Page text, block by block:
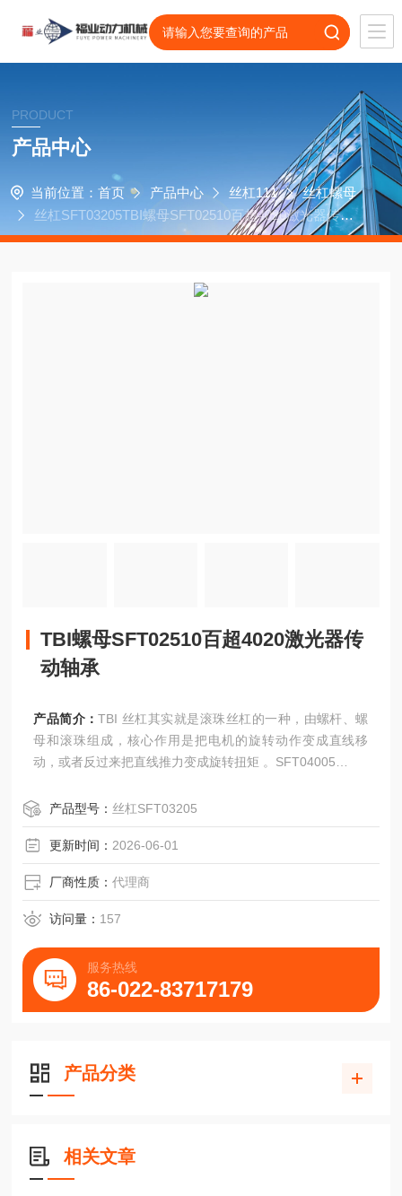
PRODUCT
产品中心
当前位置： 首页 产品中心 丝杠111
丝杠螺母
丝杠SFT03205TBI螺母SFT02510百超4020激光器传动
轴承
TBI螺母SFT02510百超4020激光器传
动轴承
产品简介：TBI 丝杠其实就是滚珠丝杠的一种，由螺杆、螺
母和滚珠组成，核心作用是把电机的旋转动作变成直线移
动，或者反过来把直线推力变成旋转扭矩 。SFT04005
产品型号： 丝杠SFT03205
更新时间： 2026-06-01
厂商性质：代理商
访问量： 157
服务热线
86-022-83717179
产品分类
相关文章